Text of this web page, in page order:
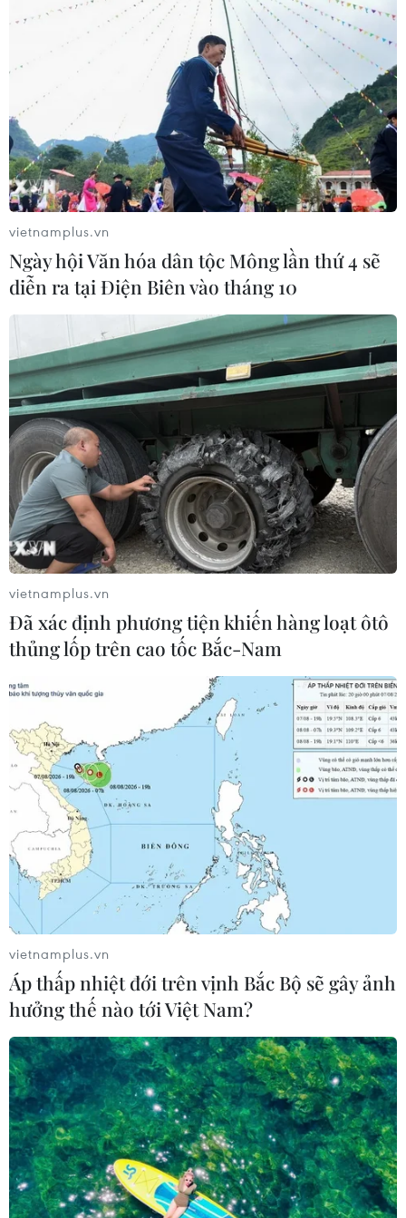
TIN CÙNG CHUYÊN MỤC
vietnamplus.vn
Ngày hội Văn hóa dân tộc Mông lần thứ 4 sẽ
diễn ra tại Điện Biên vào tháng 10
vietnamplus.vn
Đã xác định phương tiện khiến hàng loạt ôtô
thủng lốp trên cao tốc Bắc-Nam
vietnamplus.vn
Áp thấp nhiệt đới trên vịnh Bắc Bộ sẽ gây ảnh
hưởng thế nào tới Việt Nam?